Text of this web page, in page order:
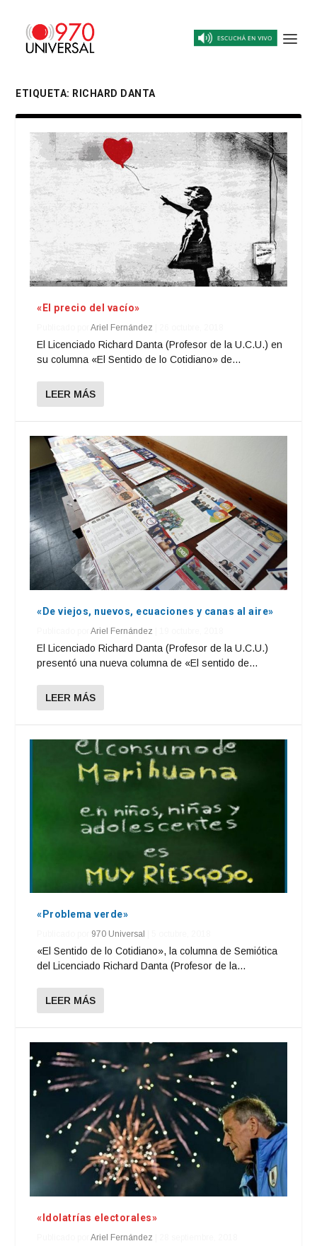
ETIQUETA: RICHARD DANTA
«El precio del vacío»
Publicado porAriel Fernández
El Licenciado Richard Danta (Profesor de la U.C.U.) en
su columna «El Sentido de lo Cotidiano» de...
LEER MÁS
«De viejos, nuevos, ecuaciones y canas al aire»
Publicado porAriel Fernández
El Licenciado Richard Danta (Profesor de la U.C.U.)
presentó una nueva columna de «El sentido de...
LEER MÁS
«Problema verde»
970 Universal
«El Sentido de lo Cotidiano», la columna de Semiótica
del Licenciado Richard Danta (Profesor de la...
LEER MÁS
«Idolatrías electorales»
Publicado porAriel Fernández